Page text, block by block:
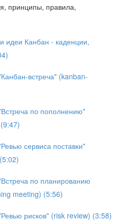
принципы, правила,
идеи Канбан - каденции,
встреча" (kanban-
по пополнению"
сервиса поставки"
по планированию
meeting) (5:56)
рисков" (risk review) (3:58)